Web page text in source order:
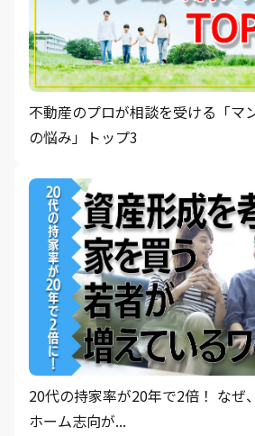
不動産のプロが相談を受ける「マ
の悩み」トップ3
20代の持家率が20年で2倍！ なぜ
ホーム志向が...